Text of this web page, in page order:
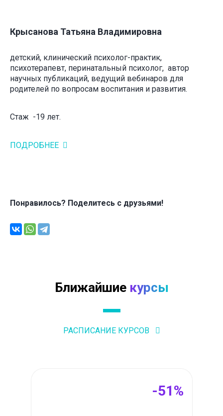
Крысанова Татьяна Владимировна
детский, клинический психолог-практик,
психотерапевт, перинатальный психолог, автор
научных публикаций, ведущий вебинаров для
родителей по вопросам воспитания и развития.
Стаж -19 лет.
ПОДРОБНЕЕ
Понравилось? Поделитесь с друзьями!
Ближайшие курсы
РАСПИСАНИЕ КУРСОВ
-51%